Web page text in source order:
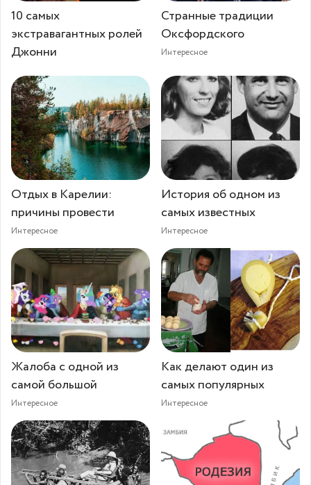
10 самых
экстравагантных ролей
Джонни
Странные традиции
Оксфордского
Интересное
Отдых в Карелии:
причины провести
Интересное
История об одном из
самых известных
Интересное
Жалоба с одной из
самой большой
Интересное
Как делают один из
самых популярных
Интересное